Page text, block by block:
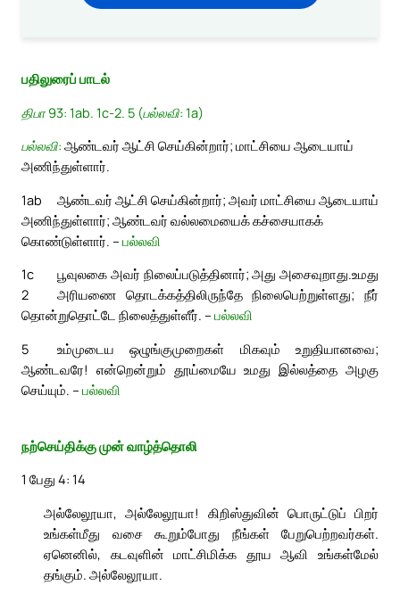
பதிலுரைப் பாடல்
திபா 93: 1ab. 1c-2. 5 (பல்லவி: 1a)
பல்லவி: ஆண்டவர் ஆட்சி செய்கின்றார்; மாட்சியை ஆடையாய்
அணிந்துள்ளார்.
1ab
ஆண்டவர் ஆட்சி செய்கின்றார்; அவர் மாட்சியை ஆடையாய்
அணிந்துள்ளார்; ஆண்டவர் வல்லமையைக் கச்சையாகக்
கொண்டுள்ளார். – பல்லவி
1c
பூவுலகை அவர் நிலைப்படுத்தினார்; அது அசைவுறாது.
2
உமது
அரியணை தொடக்கத்திலிருந்தே நிலைபெற்றுள்ளது; நீர்
தொன்றுதொட்டே நிலைத்துள்ளீர். – பல்லவி
5
உம்முடைய ஒழுங்குமுறைகள் மிகவும் உறுதியானவை;
ஆண்டவரே! என்றென்றும் தூய்மையே உமது இல்லத்தை அழகு
செய்யும். – பல்லவி
நற்செய்திக்கு முன் வாழ்த்தொலி
1 பேது 4: 14
அல்லேலூயா, அல்லேலூயா! கிறிஸ்துவின் பொருட்டுப் பிறர்
உங்கள்மீது வசை கூறும்போது நீங்கள் பேறுபெற்றவர்கள்.
ஏனெனில், கடவுளின் மாட்சிமிக்க தூய ஆவி உங்கள்மேல்
தங்கும். அல்லேலூயா.